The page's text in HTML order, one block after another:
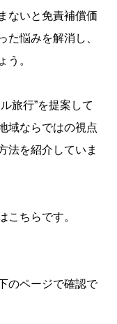
ないと免責補償価
た悩みを解消し、
う。
旅行”を提案して
域ならではの視点
法を紹介していま
こちらです。
のページで確認で